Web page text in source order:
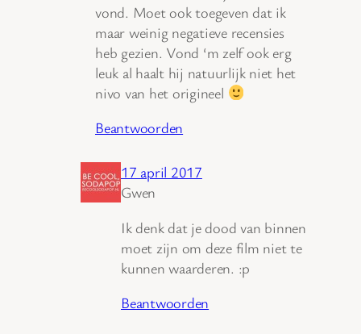
vond. Moet ook toegeven dat ik
maar weinig negatieve recensies
heb gezien. Vond ‘m zelf ook erg
leuk al haalt hij natuurlijk niet het
nivo van het origineel
Beantwoorden
17 april 2017
Gwen
Ik denk dat je dood van binnen
moet zijn om deze film niet te
kunnen waarderen. :p
Beantwoorden